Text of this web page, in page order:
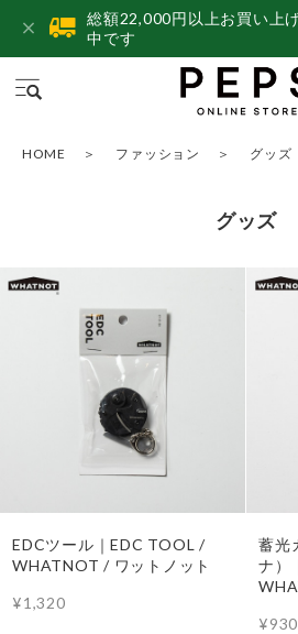
総額22,000円以上お買い上
中です
HOME ファッション グッズ
グッズ
EDCツール｜EDC TOOL /
WHATNOT / ワットノット
¥1,320
蓄光
ナ）
¥930